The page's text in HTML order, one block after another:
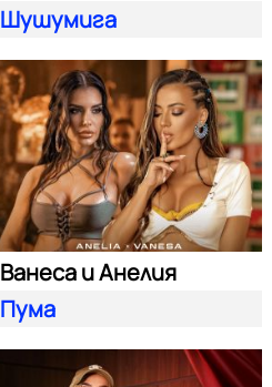
Шушумига
Ванеса и Анелия
Пума